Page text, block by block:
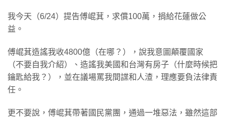
我今天（6/24）提告傅崐萁，求償100萬，捐給花蓮做公
益。
傅崐萁造謠我收4800億（在哪？），說我意圖顛覆國家
（不要自我介紹）、造謠我美國和台灣有房子（什麼時候把
鑰匙給我？），並在議場罵我間諜和人渣，理應要負法律責
任。
更不要說，傅崐萁帶著國民黨團，通過一堆惡法，雖然這部